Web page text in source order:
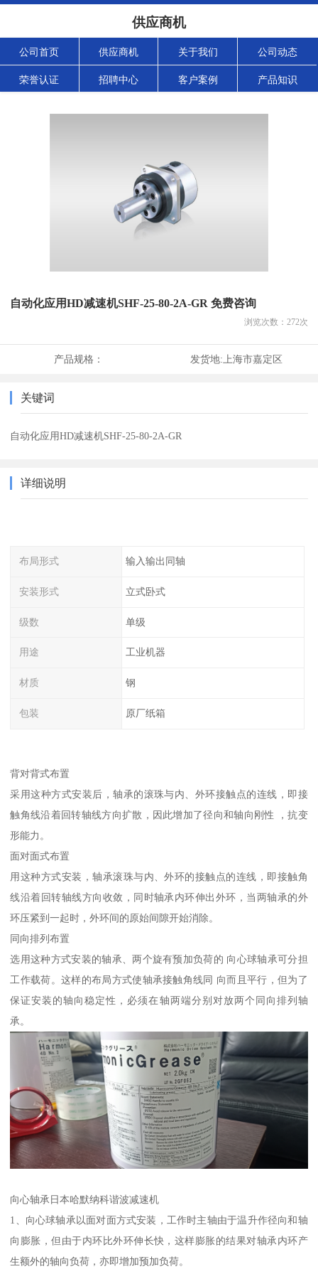
供应商机
公司首页 供应商机 关于我们 公司动态
荣誉认证 招聘中心 客户案例 产品知识
自动化应用HD减速机SHF-25-80-2A-GR 免费咨询
浏览次数： 272次
产品规格： 发货地: 上海市嘉定区
关键词
自动化应用HD减速机SHF-25-80-2A-GR
详细说明
布局形式 输入输出同轴
安装形式 立式卧式
级数 单级
用途 工业机器
材质 钢
包装 原厂纸箱
背对背式布置
采用这种方式安装后，轴承的滚珠与内、外环接触点的连线，即接
触角线沿着回转轴线方向扩散，因此增加了径向和轴向刚性 ，抗变
形能力。
面对面式布置
用这种方式安装，轴承滚珠与内、外环的接触点的连线，即接触角
线沿着回转轴线方向收敛，同时轴承内环伸出外环，当两轴承的外
环压紧到一起时，外环间的原始间隙开始消除。
同向排列布置
选用这种方式安装的轴承、两个旋有预加负荷的 向心球轴承可分担
工作载荷。这样的布局方式使轴承接触角线同 向而且平行，但为了
保证安装的轴向稳定性，必须在轴两端分别对放两个同向排列轴
承。
向心轴承日本哈默纳科谐波减速机
1、向心球轴承以面对面方式安装，工作时主轴由于温升作径向和轴
向膨胀，但由于内环比外环伸长快，这样膨胀的结果对轴承内环产
生额外的轴向负荷，亦即增加预加负荷。